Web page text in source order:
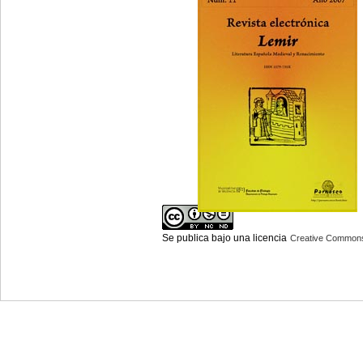
Se publica bajo una licencia Creative